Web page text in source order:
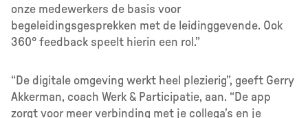
onze medewerkers de basis voor
begeleidingsgesprekken met de leidinggevende. Ook
360° feedback speelt hierin een rol.”
“De digitale omgeving werkt heel plezierig”, geeft Gerry
Akkerman, coach Werk & Participatie, aan. “De app
zorgt voor meer verbinding met je collega’s en je